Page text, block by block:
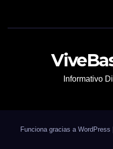
Informativo
Funciona gracias a WordPress